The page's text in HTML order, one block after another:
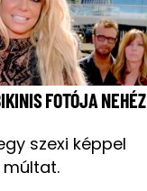
FOTÓJA NEHÉZ
szexi képpel